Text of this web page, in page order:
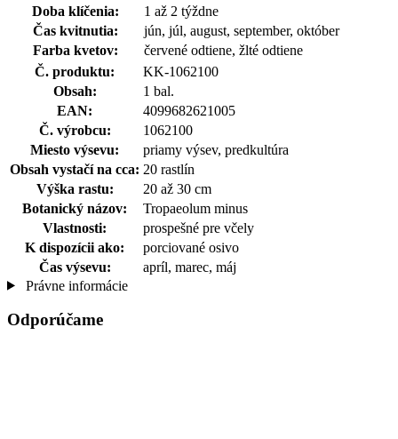
Doba klíčenia:
1 až 2 týždne
Čas kvitnutia:
jún, júl, august, september, október
Farba kvetov:
červené odtiene, žlté odtiene
Č. produktu:
KK-1062100
Obsah:
1 bal.
EAN:
4099682621005
Č. výrobcu:
1062100
Miesto výsevu:
priamy výsev, predkultúra
Obsah vystačí na cca: 20 rastlín
Výška rastu:
20 až 30 cm
Botanický názov:
Tropaeolum minus
Vlastnosti:
prospešné pre včely
K dispozícii ako:
porciované osivo
Čas výsevu:
apríl, marec, máj
Právne informácie
Odporúčame